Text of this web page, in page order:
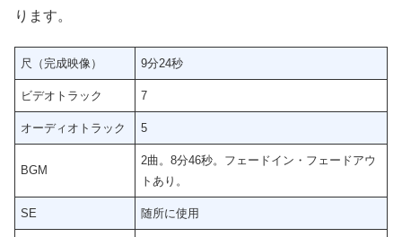
ります。
尺（完成映像） 9分24秒
ビデオトラック 7
オーディオトラック 5
BGM
2曲。8分46秒。フェードイン・フェードアウ
トあり。
SE 随所に使用